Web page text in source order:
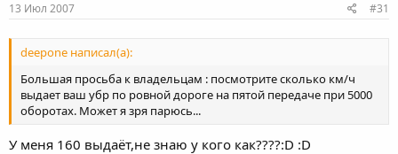
13 Июл 2007 #31
deepone написал(а):
Большая просьба к владельцам : посмотрите сколько км/ч
выдает ваш убр по ровной дороге на пятой передаче при 5000
оборотах. Может я зря парюсь...
У меня 160 выдаёт,не знаю у кого как????:D :D